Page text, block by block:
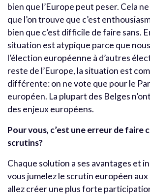
bien que l’Europe peut peser. Cela
que l’on trouve que c’est
bien que c’est difficile de faire sans.
situation est atypique parce que
l’élection européenne à d’autres
reste de l’Europe, la situation est
différente: on ne vote que pour le
européen. La plupart des Belges
des enjeux européens.
Pour vous, c’est une erreur de faire
scrutins?
Chaque solution a ses avantages et
vous jumelez le scrutin européen
allez créer une plus forte